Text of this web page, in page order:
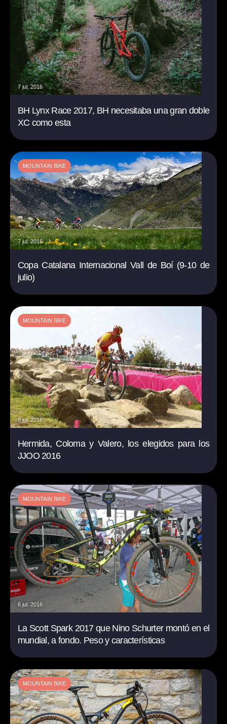
7 jul. 2016
BH Lynx Race 2017, BH necesitaba una gran doble
XC como esta
MOUNTAIN BIKE
7 jul. 2016
Copa Catalana Internacional Vall de Boí (9-10 de
julio)
MOUNTAIN BIKE
6 jul. 2016
Hermida, Coloma y Valero, los elegidos para los
JJOO 2016
MOUNTAIN BIKE
6 jul. 2016
La Scott Spark 2017 que Nino Schurter montó en el
mundial, a fondo. Peso y características
MOUNTAIN BIKE